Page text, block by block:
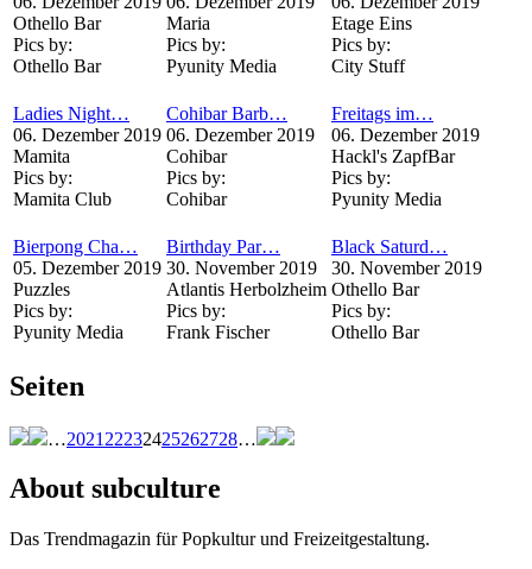
Othello Bar
Pics by:
Othello Bar
Maria
Pics by:
Pyunity Media
Etage Eins
Pics by:
City Stuff
Ladies Night…
06. Dezember 2019
Mamita
Pics by:
Mamita Club
Cohibar Barb…
06. Dezember 2019
Cohibar
Pics by:
Cohibar
Freitags im…
06. Dezember 2019
Hackl's ZapfBar
Pics by:
Pyunity Media
Bierpong Cha…
05. Dezember 2019
Puzzles
Pics by:
Pyunity Media
Birthday Par…
30. November 2019
Atlantis Herbolzheim
Pics by:
Frank Fischer
Black Saturd…
30. November 2019
Othello Bar
Pics by:
Othello Bar
Seiten
…2021 22232425262728…
About subculture
Das Trendmagazin für Popkultur und Freizeitgestaltung.